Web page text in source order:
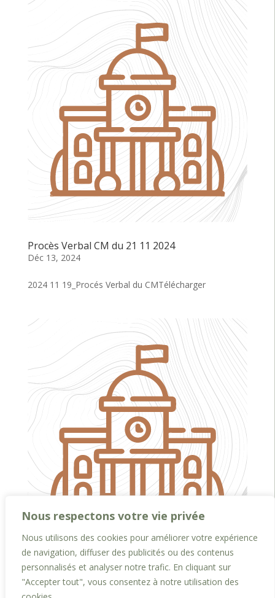
Nous respectons votre vie privée
Nous utilisons des cookies pour améliorer votre expérience
de navigation, diffuser des publicités ou des contenus
personnalisés et analyser notre trafic. En cliquant sur
"Accepter tout", vous consentez à notre utilisation des
Procès Verbal CM du 21 11 2024
Déc 13, 2024
2024 11 19_Procés Verbal du CMTélécharger
Procès Verbal CM du 17 10 2024
Nov 15, 2024